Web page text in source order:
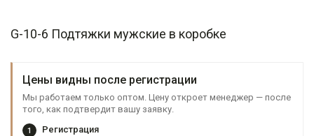
G-10-6 Подтяжки мужские в коробке
Цены видны после регистрации
Мы работаем только оптом. Цену откроет менеджер — после
того, как подтвердит вашу заявку.
1 Регистрация